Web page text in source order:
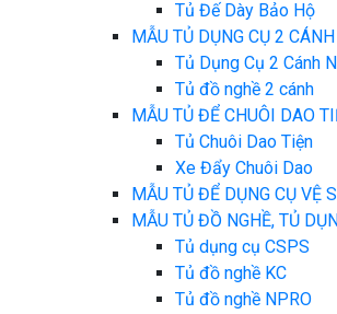
Tủ Đế Dày Bảo Hộ
MẪU TỦ DỤNG CỤ 2 CÁNH
Tủ Dụng Cụ 2 Cánh
Tủ đồ nghề 2 cánh
MẪU TỦ ĐỂ CHUÔI DAO
Tủ Chuôi Dao Tiện
Xe Đẩy Chuôi Dao
MẪU TỦ ĐỂ DỤNG CỤ VỆ
MẪU TỦ ĐỒ NGHỀ, TỦ
Tủ dụng cụ CSPS
Tủ đồ nghề KC
Tủ đồ nghề NPRO